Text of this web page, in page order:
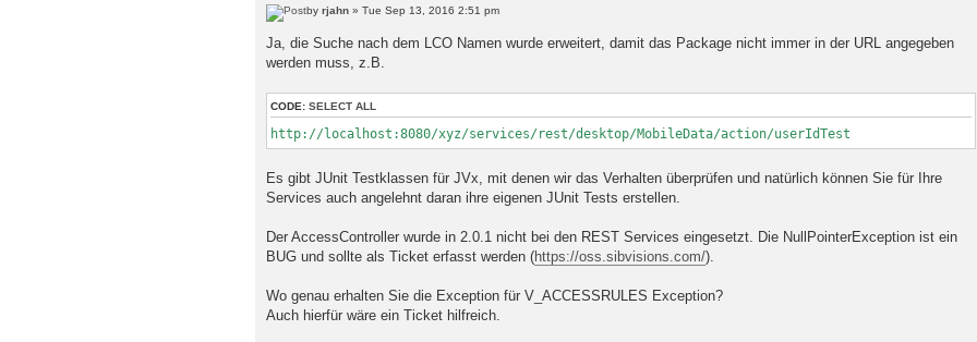
by rjahn » Tue Sep 13, 2016 2:51 pm
Ja, die Suche nach dem LCO Namen wurde erweitert, damit das Package nicht immer in der URL angegeben
werden muss, z.B.
CODE: SELECT ALL
http://localhost:8080/xyz/services/rest/desktop/MobileData/action/userIdTest
Es gibt JUnit Testklassen für JVx, mit denen wir das Verhalten überprüfen und natürlich können Sie für Ihre
Services auch angelehnt daran ihre eigenen JUnit Tests erstellen.
Der AccessController wurde in 2.0.1 nicht bei den REST Services eingesetzt. Die NullPointerException ist ein
BUG und sollte als Ticket erfasst werden (https://oss.sibvisions.com/).
Wo genau erhalten Sie die Exception für V_ACCESSRULES Exception?
Auch hierfür wäre ein Ticket hilfreich.